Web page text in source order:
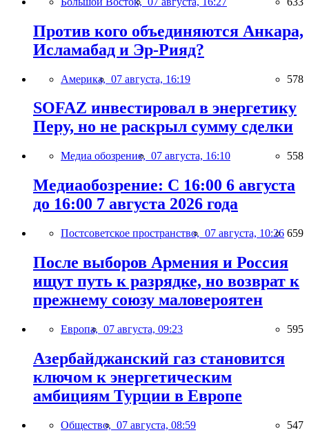
Против кого объединяются Анкара,
Исламабад и Эр-Рияд?
Америка, 07 августа, 16:19 578
SOFAZ инвестировал в энергетику
Перу, но не раскрыл сумму сделки
Медиа обозрение, 07 августа, 16:10 558
Медиаобозрение: С 16:00 6 августа
до 16:00 7 августа 2026 года
Постсоветское пространство, 07 августа, 10:26 659
После выборов Армения и Россия
ищут путь к разрядке, но возврат к
прежнему союзу маловероятен
Европа, 07 августа, 09:23 595
Азербайджанский газ становится
ключом к энергетическим
амбициям Турции в Европе
Общество, 07 августа, 08:59 547